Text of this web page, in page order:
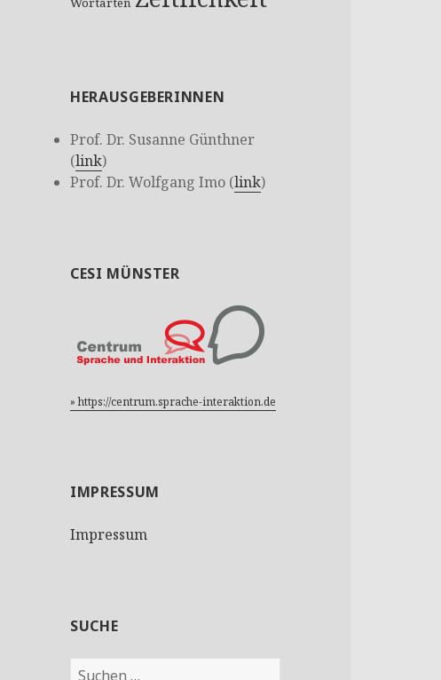
HERAUSGEBERINNEN
Prof. Dr. Susanne Günthner
(link)
Prof. Dr. Wolfgang Imo (link)
CESI MÜNSTER
» https://centrum.sprache-interaktion.de
IMPRESSUM
Impressum
SUCHE
S